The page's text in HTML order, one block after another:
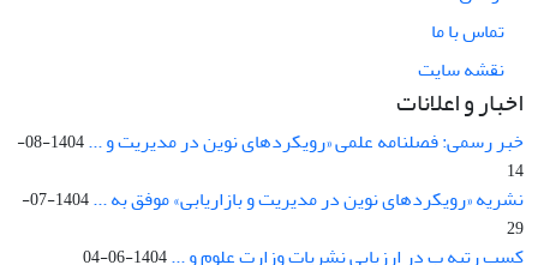
تماس با ما
نقشه سایت
اخبار و اعلانات
خبر رسمی: فصلنامه علمی «رویکردهای نوین در مدیریت و ...
1404-08-
14
نشریه «رویکردهای نوین در مدیریت و بازاریابی» موفق به ...
1404-07-
29
کسب رتبه ب در ارزیابی نشریات وزارت علوم و ...1404-06-04